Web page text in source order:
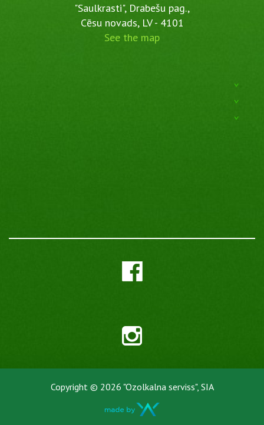
"Saulkrasti", Drabešu pag.,
Cēsu novads, LV - 4101
See the map
^
^
^
Copyright © 2026 "Ozolkalna serviss", SIA